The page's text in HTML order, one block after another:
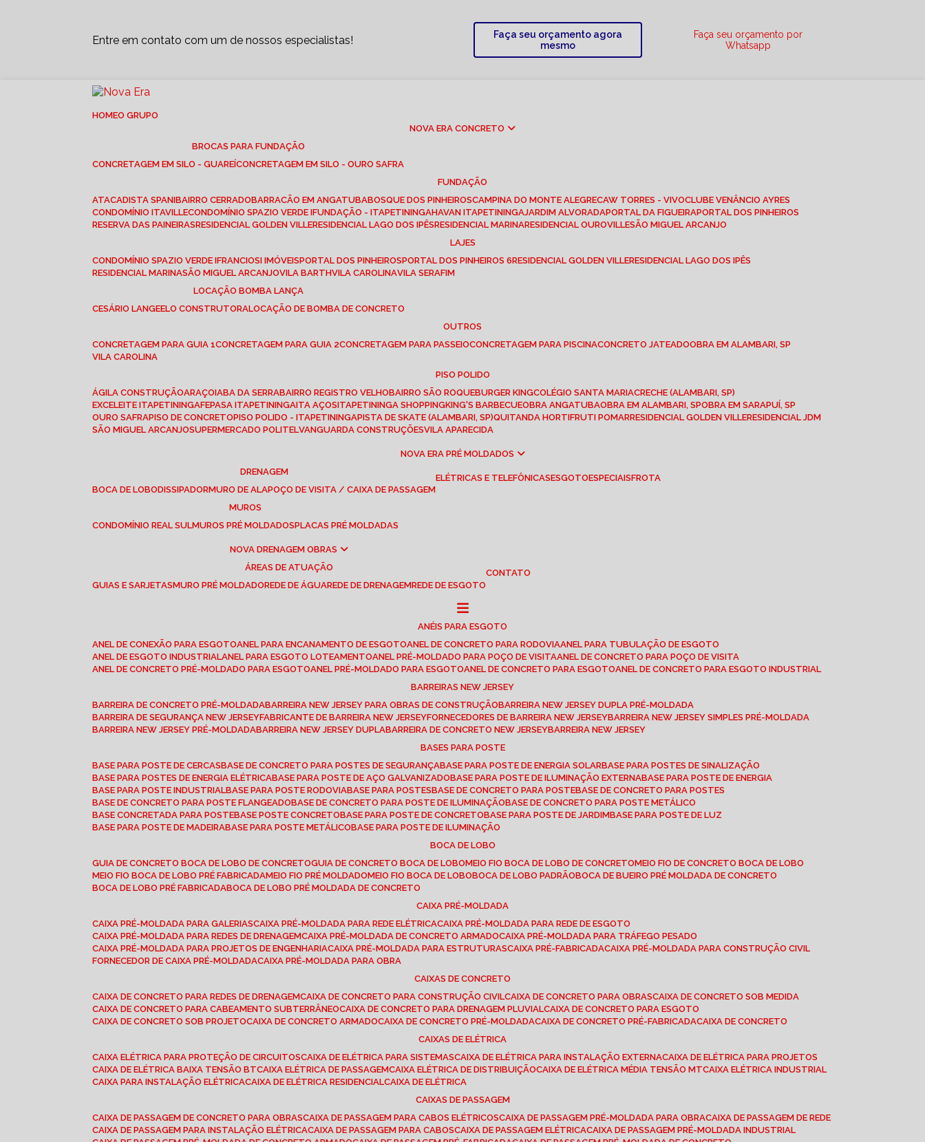
Entre em contato com um de nossos especialistas!
Faça seu orçamento agora
mesmo
Faça seu orçamento por
Whatsapp
HOME
O GRUPO
NOVA ERA CONCRETO
BROCAS PARA FUNDAÇÃO
CONCRETAGEM EM SILO - GUAREÍ CONCRETAGEM EM SILO - OURO SAFRA
FUNDAÇÃO
ATACADISTA SPANI BAIRRO CERRADO BARRACÃO EM ANGATUBA BOSQUE DOS PINHEIROS CAMPINA DO MONTE ALEGRE CAW TORRES - VIVO CLUBE VENÂNCIO AYRES
CONDOMÍNIO ITAVILLE CONDOMÍNIO SPAZIO VERDE I FUNDAÇÃO - ITAPETININGA HAVAN ITAPETININGA JARDIM ALVORADA PORTAL DA FIGUEIRA PORTAL DOS PINHEIROS
RESERVA DAS PAINEIRAS RESIDENCIAL GOLDEN VILLE RESIDENCIAL LAGO DOS IPÊS RESIDENCIAL MARINA RESIDENCIAL OUROVILLE SÃO MIGUEL ARCANJO
LAJES
CONDOMÍNIO SPAZIO VERDE I FRANCIOSI IMÓVEIS PORTAL DOS PINHEIROS PORTAL DOS PINHEIROS 6 RESIDENCIAL GOLDEN VILLE RESIDENCIAL LAGO DOS IPÊS
RESIDENCIAL MARINA SÃO MIGUEL ARCANJO VILA BARTH VILA CAROLINA VILA SERAFIM
LOCAÇÃO BOMBA LANÇA
CESÁRIO LANGE ELO CONSTRUTORA LOCAÇÃO DE BOMBA DE CONCRETO
OUTROS
CONCRETAGEM PARA GUIA 1 CONCRETAGEM PARA GUIA 2 CONCRETAGEM PARA PASSEIO CONCRETAGEM PARA PISCINA CONCRETO JATEADO
OBRA EM ALAMBARI, SP
VILA CAROLINA
PISO POLIDO
ÁGILA CONSTRUÇÃO ARAÇOIABA DA SERRA BAIRRO REGISTRO VELHO BAIRRO SÃO ROQUE BURGER KING COLÉGIO SANTA MARIA CRECHE (ALAMBARI, SP)
EXCELEITE ITAPETININGA FEPASA ITAPETININGA ITA AÇOS ITAPETININGA SHOPPING KING'S BARBECUE OBRA ANGATUBA OBRA EM ALAMBARI, SP
OBRA EM SARAPUÍ, SP
OURO SAFRA PISO DE CONCRETO PISO POLIDO - ITAPETININGA PISTA DE SKATE (ALAMBARI, SP) QUITANDA HORTIFRUTI POMAR RESIDENCIAL GOLDEN VILLE RESIDENCIAL JDM
SÃO MIGUEL ARCANJO SUPERMERCADO POLITEL VANGUARDA CONSTRUÇÕES VILA APARECIDA
NOVA ERA PRÉ MOLDADOS
DRENAGEM
BOCA DE LOBO DISSIPADOR MURO DE ALA POÇO DE VISITA / CAIXA DE PASSAGEM
ELÉTRICAS E TELEFÔNICAS ESGOTO ESPECIAIS FROTA
MUROS
CONDOMÍNIO REAL SUL
MUROS PRÉ MOLDADOS PLACAS PRÉ MOLDADAS
NOVA DRENAGEM OBRAS
ÁREAS DE ATUAÇÃO
GUIAS E SARJETAS
MURO PRÉ MOLDADO REDE DE ÁGUA REDE DE DRENAGEM REDE DE ESGOTO
CONTATO
ANÉIS PARA ESGOTO
ANEL DE CONEXÃO PARA ESGOTO ANEL PARA ENCANAMENTO DE ESGOTO ANEL DE CONCRETO PARA RODOVIA ANEL PARA TUBULAÇÃO DE ESGOTO
ANEL DE ESGOTO INDUSTRIAL ANEL PARA ESGOTO LOTEAMENTO ANEL PRÉ-MOLDADO PARA POÇO DE VISITA ANEL DE CONCRETO PARA POÇO DE VISITA
ANEL DE CONCRETO PRÉ-MOLDADO PARA ESGOTO ANEL PRÉ-MOLDADO PARA ESGOTO ANEL DE CONCRETO PARA ESGOTO ANEL DE CONCRETO PARA ESGOTO INDUSTRIAL
BARREIRAS NEW JERSEY
BARREIRA DE CONCRETO PRÉ-MOLDADA BARREIRA NEW JERSEY PARA OBRAS DE CONSTRUÇÃO BARREIRA NEW JERSEY DUPLA PRÉ-MOLDADA
BARREIRA DE SEGURANÇA NEW JERSEY FABRICANTE DE BARREIRA NEW JERSEY FORNECEDORES DE BARREIRA NEW JERSEY BARREIRA NEW JERSEY SIMPLES PRÉ-MOLDADA
BARREIRA NEW JERSEY PRÉ-MOLDADA BARREIRA NEW JERSEY DUPLA BARREIRA DE CONCRETO NEW JERSEY BARREIRA NEW JERSEY
BASES PARA POSTE
BASE PARA POSTE DE CERCAS BASE DE CONCRETO PARA POSTES DE SEGURANÇA BASE PARA POSTE DE ENERGIA SOLAR BASE PARA POSTES DE SINALIZAÇÃO
BASE PARA POSTES DE ENERGIA ELÉTRICA BASE PARA POSTE DE AÇO GALVANIZADO BASE PARA POSTE DE ILUMINAÇÃO EXTERNA BASE PARA POSTE DE ENERGIA
BASE PARA POSTE INDUSTRIAL BASE PARA POSTE RODOVIA BASE PARA POSTES BASE DE CONCRETO PARA POSTE BASE DE CONCRETO PARA POSTES
BASE DE CONCRETO PARA POSTE FLANGEADO BASE DE CONCRETO PARA POSTE DE ILUMINAÇÃO BASE DE CONCRETO PARA POSTE METÁLICO
BASE CONCRETADA PARA POSTE BASE POSTE CONCRETO BASE PARA POSTE DE CONCRETO BASE PARA POSTE DE JARDIM BASE PARA POSTE DE LUZ
BASE PARA POSTE DE MADEIRA BASE PARA POSTE METÁLICO BASE PARA POSTE DE ILUMINAÇÃO
BOCA DE LOBO
GUIA DE CONCRETO BOCA DE LOBO DE CONCRETO
GUIA DE CONCRETO BOCA DE LOBO MEIO FIO BOCA DE LOBO DE CONCRETO
MEIO FIO DE CONCRETO BOCA DE LOBO
MEIO FIO BOCA DE LOBO PRÉ FABRICADA
MEIO FIO PRÉ MOLDADO MEIO FIO BOCA DE LOBO BOCA DE LOBO PADRÃO BOCA DE BUEIRO PRÉ MOLDADA DE CONCRETO
BOCA DE LOBO PRÉ FABRICADA BOCA DE LOBO PRÉ MOLDADA DE CONCRETO
CAIXA PRÉ-MOLDADA
CAIXA PRÉ-MOLDADA PARA GALERIAS CAIXA PRÉ-MOLDADA PARA REDE ELÉTRICA CAIXA PRÉ-MOLDADA PARA REDE DE ESGOTO
CAIXA PRÉ-MOLDADA PARA REDES DE DRENAGEM CAIXA PRÉ-MOLDADA DE CONCRETO ARMADO CAIXA PRÉ-MOLDADA PARA TRÁFEGO PESADO
CAIXA PRÉ-MOLDADA PARA PROJETOS DE ENGENHARIA CAIXA PRÉ-MOLDADA PARA ESTRUTURAS CAIXA PRÉ-FABRICADA CAIXA PRÉ-MOLDADA PARA CONSTRUÇÃO CIVIL
FORNECEDOR DE CAIXA PRÉ-MOLDADA CAIXA PRÉ-MOLDADA PARA OBRA
CAIXAS DE CONCRETO
CAIXA DE CONCRETO PARA REDES DE DRENAGEM CAIXA DE CONCRETO PARA CONSTRUÇÃO CIVIL CAIXA DE CONCRETO PARA OBRAS CAIXA DE CONCRETO SOB MEDIDA
CAIXA DE CONCRETO PARA CABEAMENTO SUBTERRÂNEO CAIXA DE CONCRETO PARA DRENAGEM PLUVIAL CAIXA DE CONCRETO PARA ESGOTO
CAIXA DE CONCRETO SOB PROJETO CAIXA DE CONCRETO ARMADO CAIXA DE CONCRETO PRÉ-MOLDADA CAIXA DE CONCRETO PRÉ-FABRICADA CAIXA DE CONCRETO
CAIXAS DE ELÉTRICA
CAIXA ELÉTRICA PARA PROTEÇÃO DE CIRCUITOS CAIXA DE ELÉTRICA PARA SISTEMAS CAIXA DE ELÉTRICA PARA INSTALAÇÃO EXTERNA CAIXA DE ELÉTRICA PARA PROJETOS
CAIXA DE ELÉTRICA BAIXA TENSÃO BT CAIXA ELÉTRICA DE PASSAGEM CAIXA ELÉTRICA DE DISTRIBUIÇÃO CAIXA DE ELÉTRICA MÉDIA TENSÃO MT CAIXA ELÉTRICA INDUSTRIAL
CAIXA PARA INSTALAÇÃO ELÉTRICA CAIXA DE ELÉTRICA RESIDENCIAL CAIXA DE ELÉTRICA
CAIXAS DE PASSAGEM
CAIXA DE PASSAGEM DE CONCRETO PARA OBRAS CAIXA DE PASSAGEM PARA CABOS ELÉTRICOS CAIXA DE PASSAGEM PRÉ-MOLDADA PARA OBRA CAIXA DE PASSAGEM DE REDE
CAIXA DE PASSAGEM PARA INSTALAÇÃO ELÉTRICA CAIXA DE PASSAGEM PARA CABOS CAIXA DE PASSAGEM ELÉTRICA CAIXA DE PASSAGEM PRÉ-MOLDADA INDUSTRIAL